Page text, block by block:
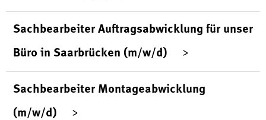
Sachbearbeiter Auftragsabwicklung für unser
Büro in Saarbrücken (m/w/d)
Sachbearbeiter Montageabwicklung
(m/w/d)